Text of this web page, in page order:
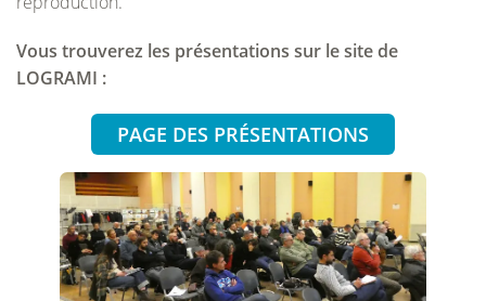
Vous trouverez les présentations sur le site de
LOGRAMI :
PAGE DES PRÉSENTATIONS